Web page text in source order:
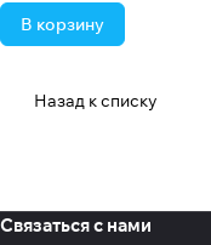
В корзину
Назад к списку
Связаться с нами